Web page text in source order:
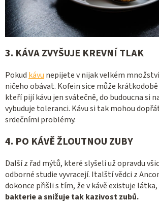
3. KÁVA ZVYŠUJE KREVNÍ TLAK
Pokud kávu nepijete v nijak velkém
ničeho obávat. Kofein sice může
kteří pijí kávu jen svátečně, do budoucna si
vybuduje toleranci. Kávu si tak mohou
srdečními problémy.
4. PO KÁVĚ ŽLOUTNOU ZUBY
Další z řad mýtů, které slyšeli už opravdu
odborné studie vyvracejí. Italští vědci z
dokonce přišli s tím, že v kávě existuje
bakterie a snižuje tak kazivost zubů.